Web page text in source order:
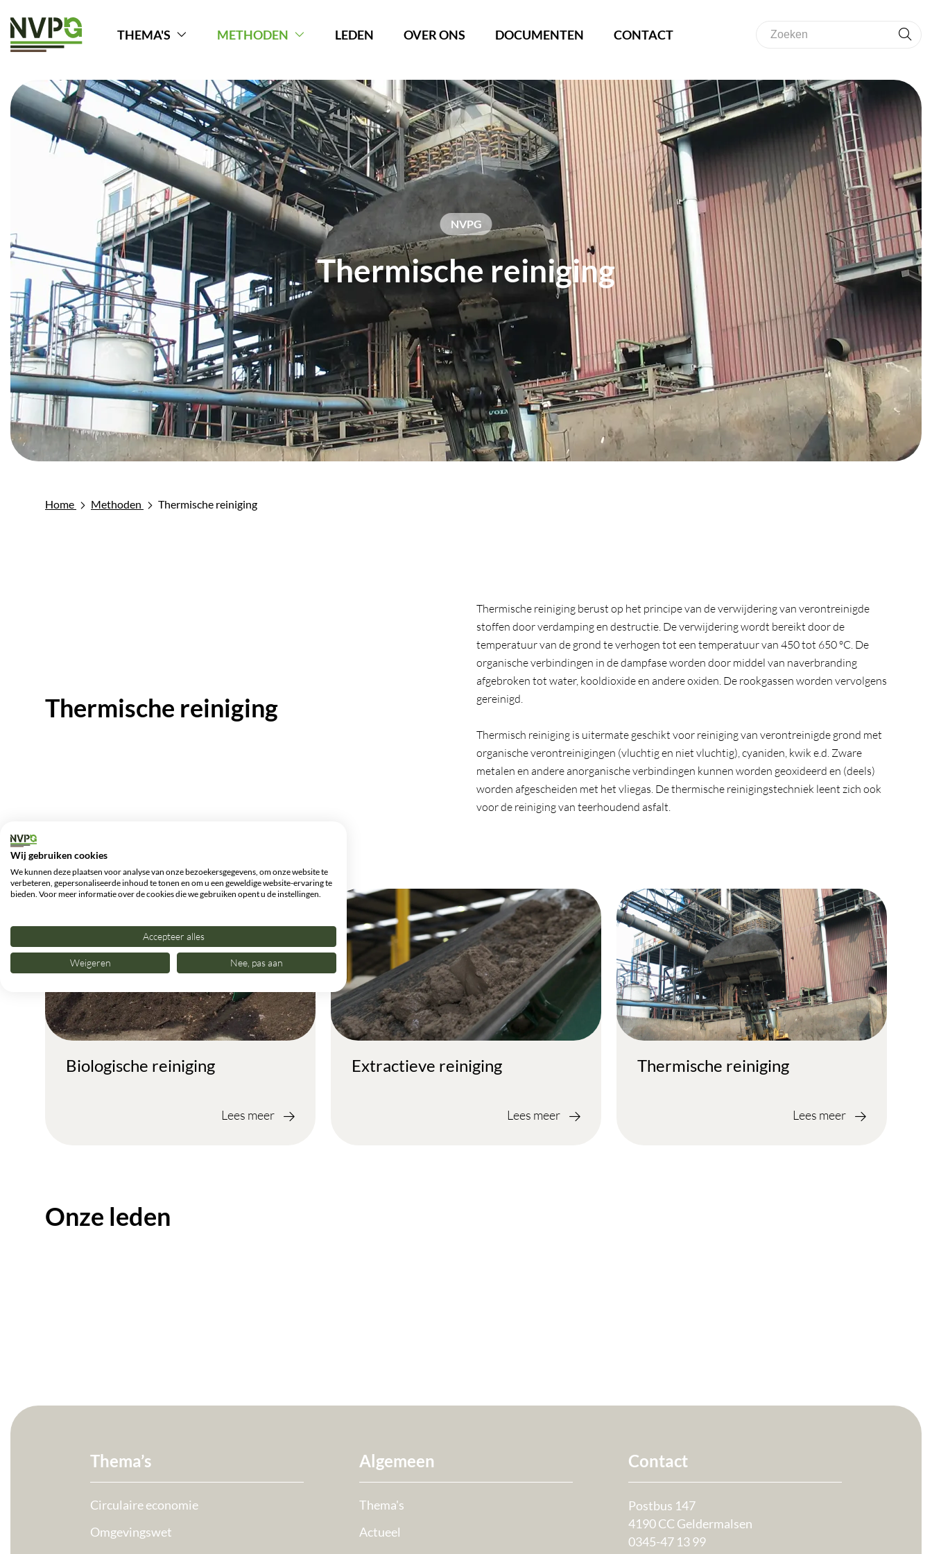
THEMA'S METHODEN LEDEN OVER ONS DOCUMENTEN CONTACT
Thermische reiniging
Home Methoden Thermische reiniging
Thermische reiniging
Thermische reiniging berust op het principe van de verwijdering van verontreinigde
stoffen door verdamping en destructie. De verwijdering wordt bereikt door de
temperatuur van de grond te verhogen tot een temperatuur van 450 tot 650 ºC. De
organische verbindingen in de dampfase worden door middel van naverbranding
afgebroken tot water, kooldioxide en andere oxiden. De rookgassen worden vervolgens
gereinigd.
Thermisch reiniging is uitermate geschikt voor reiniging van verontreinigde grond met
organische verontreinigingen (vluchtig en niet vluchtig), cyaniden, kwik e.d. Zware
metalen en andere anorganische verbindingen kunnen worden geoxideerd en (deels)
worden afgescheiden met het vliegas. De thermische reinigingstechniek leent zich ook
voor de reiniging van teerhoudend asfalt.
Biologische reiniging
Lees meer
Extractieve reiniging
Lees meer
Thermische reiniging
Lees meer
Onze leden
Thema’s
Circulaire economie
Omgevingswet
Algemeen
Thema's
Actueel
Contact
Postbus 147
4190 CC Geldermalsen
0345-47 13 99
Wij gebruiken cookies
We kunnen deze plaatsen voor analyse van onze bezoekersgegevens, om onze website te
verbeteren, gepersonaliseerde inhoud te tonen en om u een geweldige website-ervaring te
bieden. Voor meer informatie over de cookies die we gebruiken opent u de instellingen.
Accepteer alles
Weigeren Nee, pas aan